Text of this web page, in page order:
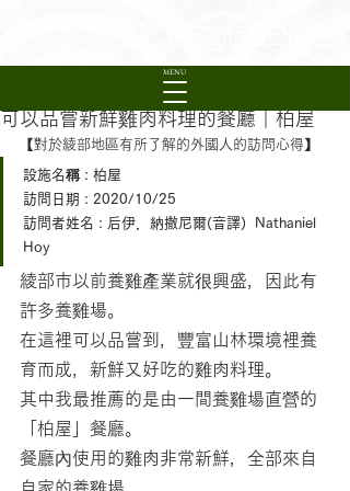
MENU
可以品嘗新鮮雞肉料理的餐廳｜柏屋
【對於綾部地區有所了解的外國人的訪問心得】
設施名稱 : 柏屋
訪問日期 : 2020/10/25
訪問者姓名 : 后伊．納撒尼爾(音譯)
Nathaniel
Hoy
綾部市以前養雞產業就很興盛，因此有
許多養雞場。
在這裡可以品嘗到，豐富山林環境裡養
育而成，新鮮又好吃的雞肉料理。
其中我最推薦的是由一間養雞場直營的
「柏屋」餐廳。
餐廳內使用的雞肉非常新鮮，全部來自